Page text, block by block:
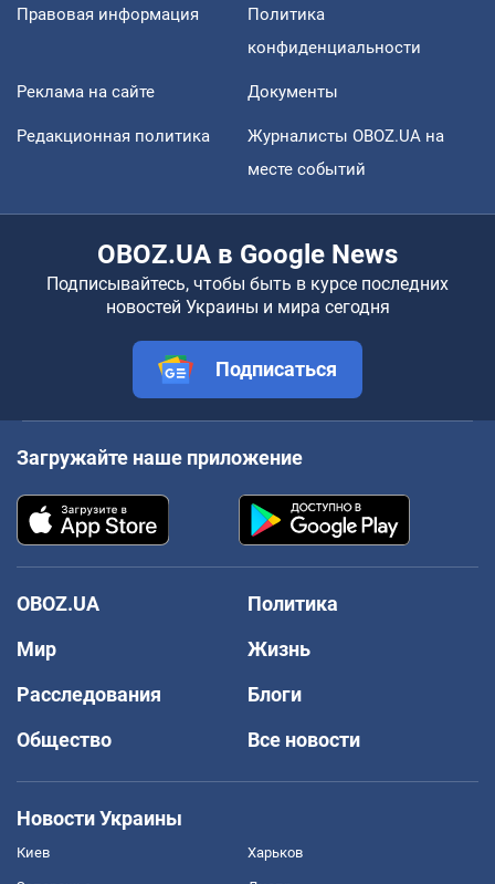
Правовая информация
Политика
конфиденциальности
Реклама на сайте Документы
Редакционная политика
Журналисты OBOZ.UA на
месте событий
OBOZ.UA в Google News
Подписывайтесь, чтобы быть в курсе последних
новостей Украины и мира сегодня
Подписаться
Загружайте наше приложение
OBOZ.UA
Политика
Мир
Жизнь
Расследования
Блоги
Общество
Все новости
Новости Украины
Киев Харьков